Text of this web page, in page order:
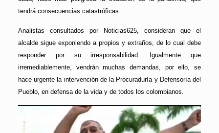
tendrá consecuencias catastróficas.
Analistas consultados por Noticias625, consideran que el
alcalde sigue exponiendo a propios y extraños, de lo cual debe
responder por su irresponsabilidad. Igualmente que
irremediablemente, vendrán muchas demandas, por ello, se
hace urgente la intervención de la Procuraduría y Defensoría del
Pueblo, en defensa de la vida y de todos los colombianos.